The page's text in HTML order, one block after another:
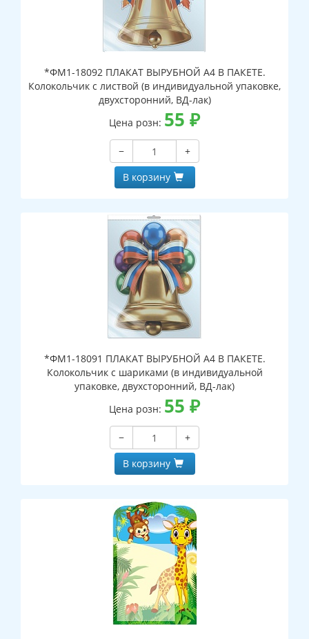
*ФМ1-18092 ПЛАКАТ ВЫРУБНОЙ А4 В ПАКЕТЕ.
Колокольчик с листвой (в индивидуальной упаковке,
двухсторонний, ВД-лак)
Цена розн: 55 ₽
−
+
В корзину
*ФМ1-18091 ПЛАКАТ ВЫРУБНОЙ А4 В ПАКЕТЕ.
Колокольчик с шариками (в индивидуальной
упаковке, двухсторонний, ВД-лак)
Цена розн: 55 ₽
−
+
В корзину